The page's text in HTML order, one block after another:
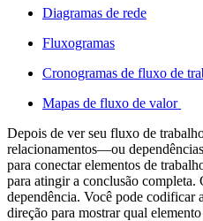
Diagramas de rede
Fluxogramas
Cronogramas de fluxo de
Mapas de fluxo de valor
Depois de ver seu fluxo de
relacionamentos—ou
para conectar elementos de
para atingir a conclusão completa.
dependência. Você pode codificar
direção para mostrar qual